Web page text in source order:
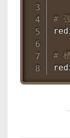
#
#